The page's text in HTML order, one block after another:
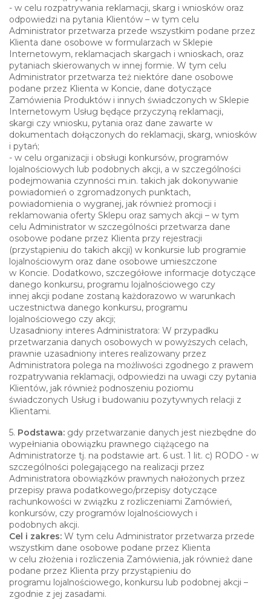
- w celu rozpatrywania reklamacji, skarg i wniosków oraz
odpowiedzi na pytania Klientów – w tym celu
Administrator przetwarza przede wszystkim podane przez
Klienta dane osobowe w formularzach w Sklepie
Internetowym, reklamacjach skargach i wnioskach, oraz
pytaniach skierowanych w innej formie. W tym celu
Administrator przetwarza też niektóre dane osobowe
podane przez Klienta w Koncie, dane dotyczące
Zamówienia Produktów i innych świadczonych w Sklepie
Internetowym Usług będące przyczyną reklamacji,
skargi czy wniosku, pytania oraz dane zawarte w
dokumentach dołączonych do reklamacji, skarg, wniosków
i pytań;
- w celu organizacji i obsługi konkursów, programów
lojalnościowych lub podobnych akcji, a w szczególności
podejmowania czynności m.in. takich jak dokonywanie
powiadomień o zgromadzonych punktach,
powiadomienia o wygranej, jak również promocji i
reklamowania oferty Sklepu oraz samych akcji – w tym
celu Administrator w szczególności przetwarza dane
osobowe podane przez Klienta przy rejestracji
(przystąpieniu do takich akcji) w konkursie lub programie
lojalnościowym oraz dane osobowe umieszczone
w Koncie. Dodatkowo, szczegółowe informacje dotyczące
danego konkursu, programu lojalnościowego czy
innej akcji podane zostaną każdorazowo w warunkach
uczestnictwa danego konkursu, programu
lojalnościowego czy akcji;
Uzasadniony interes Administratora: W przypadku
przetwarzania danych osobowych w powyższych celach,
prawnie uzasadniony interes realizowany przez
Administratora polega na możliwości zgodnego z prawem
rozpatrywania reklamacji, odpowiedzi na uwagi czy pytania
Klientów, jak również podnoszeniu poziomu
świadczonych Usług i budowaniu pozytywnych relacji z
Klientami.
5. Podstawa: gdy przetwarzanie danych jest niezbędne do
wypełniania obowiązku prawnego ciążącego na
Administratorze tj. na podstawie art. 6 ust. 1 lit. c) RODO - w
szczególności polegającego na realizacji przez
Administratora obowiązków prawnych nałożonych przez
przepisy prawa podatkowego/przepisy dotyczące
rachunkowości w związku z rozliczeniami Zamówień,
konkursów, czy programów lojalnościowych i
podobnych akcji.
Cel i zakres: W tym celu Administrator przetwarza przede
wszystkim dane osobowe podane przez Klienta
w celu złożenia i rozliczenia Zamówienia, jak również dane
podane przez Klienta przy przystąpieniu do
programu lojalnościowego, konkursu lub podobnej akcji –
zgodnie z jej zasadami.